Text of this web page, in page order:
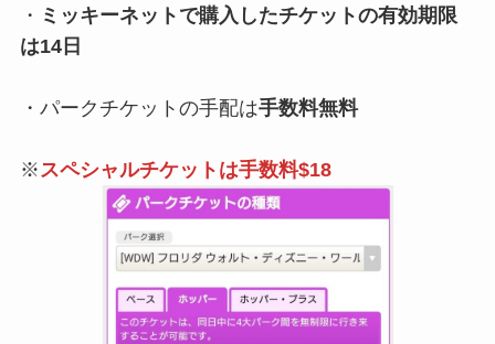
・ ミッキーネットで購入したチケットの有効期限
は14日
・パークチケットの手配は手数料無料
※スペシャルチケット は手数料$18